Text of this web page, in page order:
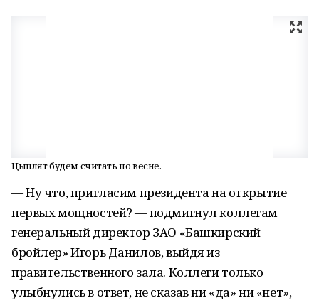
Цыплят будем считать по весне.
— Ну что, пригласим президента на открытие
первых мощностей? — подмигнул коллегам
генеральный директор ЗАО «Башкирский
бройлер» Игорь Данилов, выйдя из
правительственного зала. Коллеги только
улыбнулись в ответ, не сказав ни «да» ни «нет»,